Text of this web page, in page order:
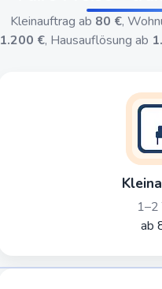
Kleinauftrag ab 80 €,
1.200 €, Hausauflösung ab
1–2
ab